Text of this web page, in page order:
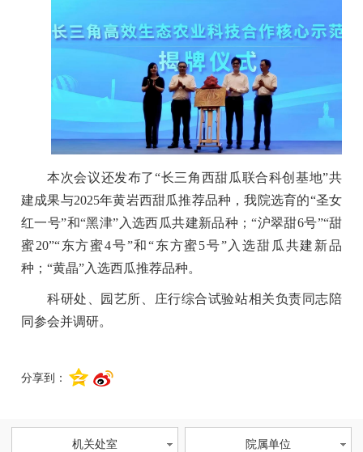
本次会议还发布了“长三角西甜瓜联合科创基地”共
建成果与2025年黄岩西甜瓜推荐品种，我院选育的“圣女
红一号”和“黑津”入选西瓜共建新品种；“沪翠甜6号”“甜
蜜20”“东方蜜4号”和“东方蜜5号”入选甜瓜共建新品
种；“黄晶”入选西瓜推荐品种。
科研处、园艺所、庄行综合试验站相关负责同志陪
同参会并调研。
分享到：
机关处室 院属单位